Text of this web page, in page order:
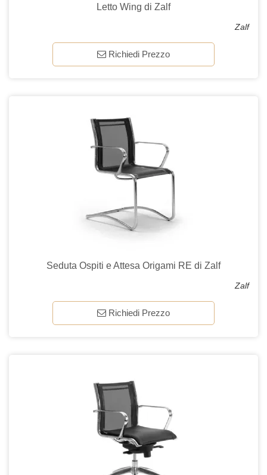
Letto Wing di Zalf
Zalf
Richiedi Prezzo
Seduta Ospiti e Attesa Origami RE di Zalf
Zalf
Richiedi Prezzo